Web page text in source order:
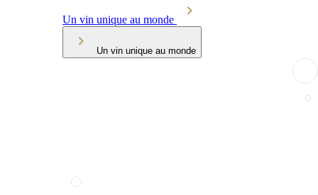
Un vin unique au monde
Un vin unique au monde